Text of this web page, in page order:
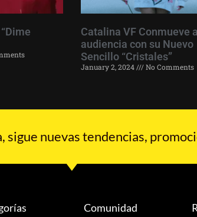
Catalina VF Conmueve
audiencia con su Nuevo
Sencillo “Cristales”
January 2, 2024 No Comments
sigue nuevas tendencias,
Comunidad